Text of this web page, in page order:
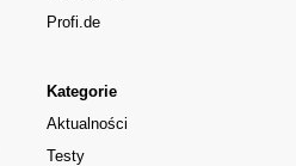
Kategorie
Aktualności
Testy
Profi.de